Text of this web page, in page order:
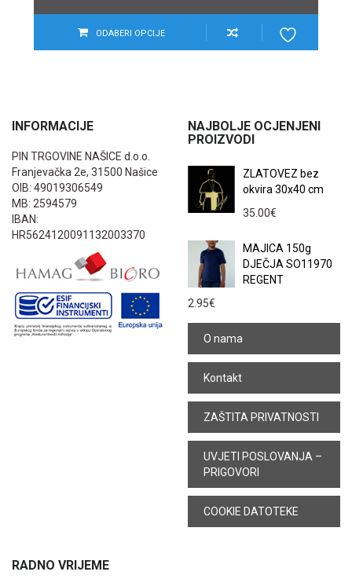
ODABERI OPCIJE
INFORMACIJE
PIN TRGOVINE NAŠICE d.o.o.
Franjevačka 2e, 31500 Našice
OIB: 49019306549
MB: 2594579
IBAN:
HR5624120091132003370
NAJBOLJE OCJENJENI
PROIZVODI
ZLATOVEZ bez
okvira 30x40 cm
35.00€
MAJICA 150g
DJEČJA SO11970
REGENT
2.95€
O nama
Kontakt
ZAŠTITA PRIVATNOSTI
UVJETI POSLOVANJA –
PRIGOVORI
COOKIE DATOTEKE
RADNO VRIJEME